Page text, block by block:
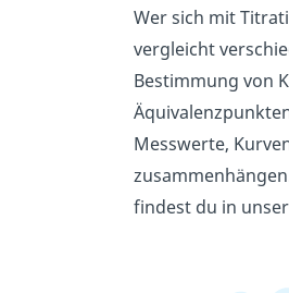
Wer sich mit
vergleicht
Bestimmung von
Messwerte,
findest du in